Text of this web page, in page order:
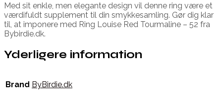
Med sit enkle, men elegante design vil denne ring være et
værdifuldt supplement til din smykkesamling. Gør dig klar
til, at imponere med Ring Louise Red Tourmaline – 52 fra
Bybirdie.dk.
Yderligere information
Brand ByBirdie.dk